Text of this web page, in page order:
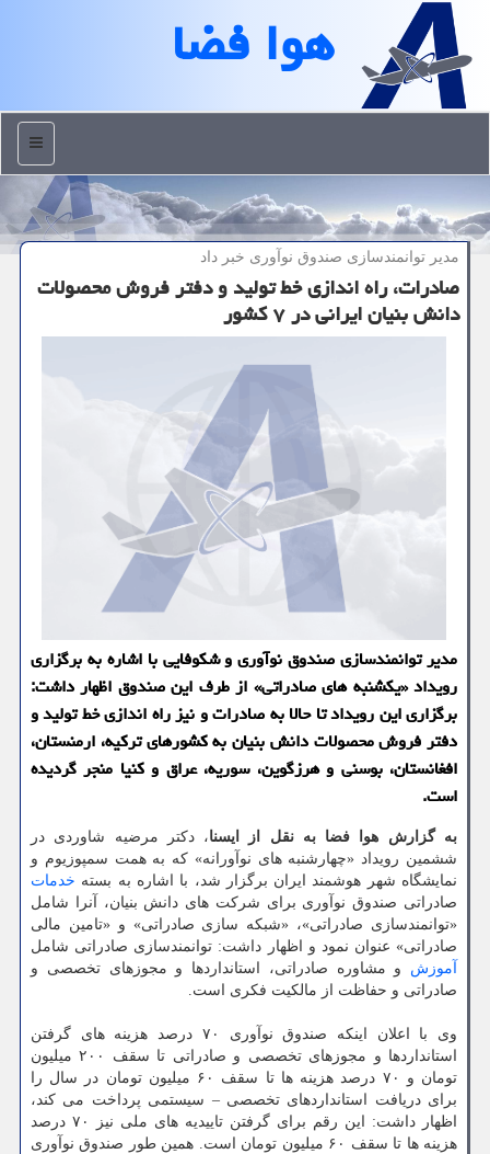
هوا فضا
منو
مدیر توانمندسازی صندوق نوآوری خبر داد
صادرات، راه اندازی خط تولید و دفتر فروش محصولات
دانش بنیان ایرانی در ۷ کشور
مدیر توانمندسازی صندوق نوآوری و شکوفایی با اشاره به برگزاری
رویداد «یکشنبه های صادراتی» از طرف این صندوق اظهار داشت:
برگزاری این رویداد تا حالا به صادرات و نیز راه اندازی خط تولید و
دفتر فروش محصولات دانش بنیان به کشورهای ترکیه، ارمنستان،
افغانستان، بوسنی و هرزگوین، سوریه، عراق و کنیا منجر گردیده
است.
به گزارش هوا فضا به نقل از ایسنا، دکتر مرضیه شاوردی در
ششمین رویداد «چهارشنبه های نوآورانه» که به همت سمپوزیوم و
نمایشگاه شهر هوشمند ایران برگزار شد، با اشاره به بسته خدمات
صادراتی صندوق نوآوری برای شرکت های دانش بنیان، آنرا شامل
«توانمندسازی صادراتی»، «شبکه سازی صادراتی» و «تامین مالی
صادراتی» عنوان نمود و اظهار داشت: توانمندسازی صادراتی شامل
آموزش و مشاوره صادراتی، استانداردها و مجوزهای تخصصی و
صادراتی و حفاظت از مالکیت فکری است.
وی با اعلان اینکه صندوق نوآوری ۷۰ درصد هزینه های گرفتن
استانداردها و مجوزهای تخصصی و صادراتی تا سقف ۲۰۰ میلیون
تومان و ۷۰ درصد هزینه ها تا سقف ۶۰ میلیون تومان در سال را
برای دریافت استانداردهای تخصصی – سیستمی پرداخت می کند،
اظهار داشت: این رقم برای گرفتن تاییدیه های ملی نیز ۷۰ درصد
هزینه ها تا سقف ۶۰ میلیون تومان است. همین طور صندوق نوآوری